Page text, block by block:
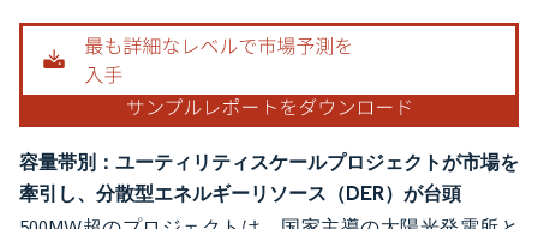
容量帯別：ユーティリティスケールプロジェクトが市場を
牽引し、分散型エネルギーリソース（DER）が台頭